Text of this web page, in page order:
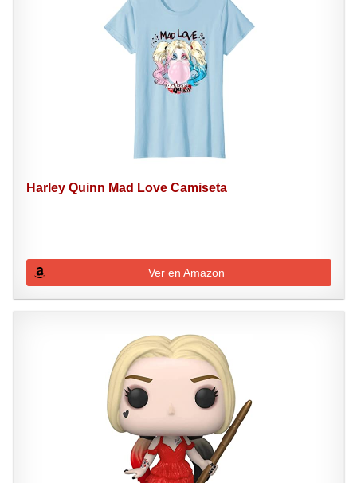
Harley Quinn Mad Love Camiseta
Ver en Amazon